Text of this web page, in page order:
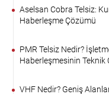
Aselsan Cobra Telsiz:
Haberleşme Çözümü
PMR Telsiz Nedir?
Haberleşmesinin Teknik
VHF Nedir? Geniş